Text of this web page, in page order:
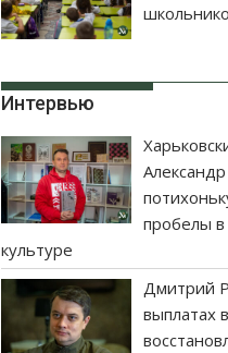
Интервью
пробелы в
культуре
Дмитрий
выплатах